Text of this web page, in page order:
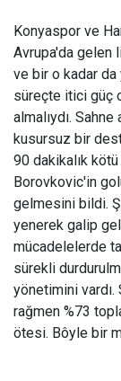
Konyaspor ve
Avrupa'da gelen
ve bir o kadar da
süreçte itici güç
almalıydı.
kusursuz bir
90 dakikalık
Borovkovic'in
gelmesini bildi.
yenerek galip
mücadelelerde
sürekli
yönetimini
rağmen %73
ötesi. Bôyle bir